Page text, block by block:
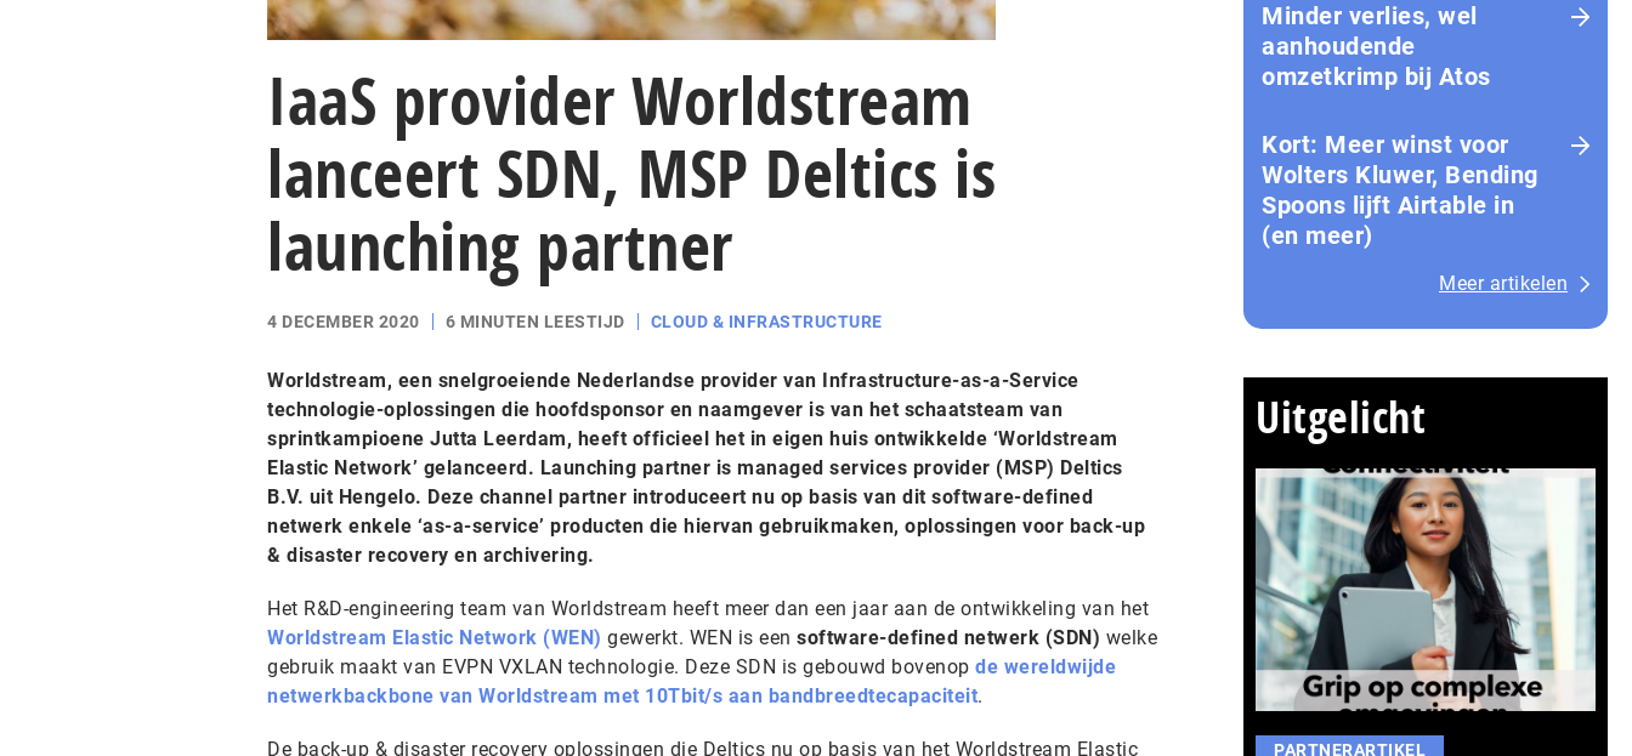
IaaS provider Worldstream
lanceert SDN, MSP Deltics is
launching partner
4 DECEMBER 2020 6 MINUTEN LEESTIJD CLOUD & INFRASTRUCTURE
Worldstream, een snelgroeiende Nederlandse provider van Infrastructure-as-a-Service
technologie-oplossingen die hoofdsponsor en naamgever is van het schaatsteam van
sprintkampioene Jutta Leerdam, heeft officieel het in eigen huis ontwikkelde ‘Worldstream
Elastic Network’ gelanceerd. Launching partner is managed services provider (MSP) Deltics
B.V. uit Hengelo. Deze channel partner introduceert nu op basis van dit software-defined
netwerk enkele ‘as-a-service’ producten die hiervan gebruikmaken, oplossingen voor back-up
& disaster recovery en archivering.
Het R&D-engineering team van Worldstream heeft meer dan een jaar aan de ontwikkeling van het
Worldstream Elastic Network (WEN) gewerkt. WEN is een software-defined netwerk (SDN) welke
gebruik maakt van EVPN VXLAN technologie. Deze SDN is gebouwd bovenop de wereldwijde
netwerkbackbone van Worldstream met 10Tbit/s aan bandbreedtecapaciteit.
De back-up & disaster recovery oplossingen die Deltics nu op basis van het Worldstream Elastic
Minder verlies, wel
aanhoudende
omzetkrimp bij Atos
Kort: Meer winst voor
Wolters Kluwer, Bending
Spoons lijft Airtable in
(en meer)
Meer artikelen
Uitgelicht
PARTNERARTIKEL